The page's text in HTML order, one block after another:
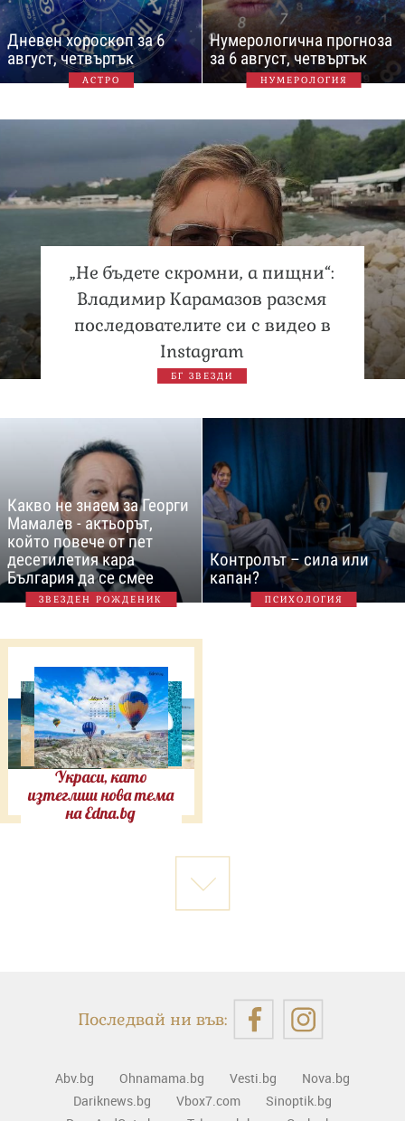
Дневен хороскоп за 6
август, четвъртък
АСТРО
Нумерологична прогноза
за 6 август, четвъртък
НУМЕРОЛОГИЯ
„Не бъдете скромни, а пищни“:
Владимир Карамазов разсмя
последователите си с видео в
Instagram
БГ ЗВЕЗДИ
Какво не знаем за Георги
Мамалев - актьорът,
който повече от пет
десетилетия кара
България да се смее
ЗВЕЗДЕН РОЖДЕНИК
Контролът – сила или
капан?
ПСИХОЛОГИЯ
Украси, като
изтеглиш нова тема
на Edna.bg
Последвай ни във:
Abv.bg Ohnamama.bg Vesti.bg
Nova.bg
Dariknews.bg
Vbox7.com
Sinoptik.bg